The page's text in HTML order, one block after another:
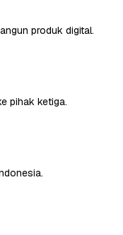
produk digital.
pihak ketiga.